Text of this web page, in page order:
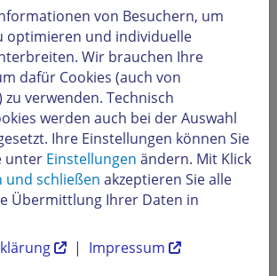
oder mehrere Domains innerhalb
Verträge oder STRATO
umziehen?
Homepage-Baukasten Webseite
oder offline nehmen?
von Besuchern, um
optimieren und individuelle
Wir brauchen Ihre
dafür Cookies (auch von
verwenden. Technisch
werden auch bei der Auswahl
Ihre Einstellungen können Sie
unter Einstellungen ändern. Mit Klick
und schließen akzeptieren Sie alle
Übermittlung Ihrer Daten in
| Impressum